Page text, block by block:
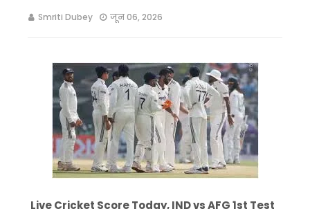
Smriti Dubey जून 06, 2026
Live Cricket Score Today, IND vs AFG 1st Test